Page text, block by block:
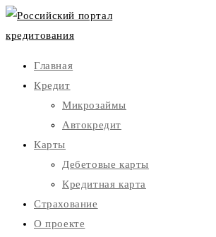
Главная
Кредит
Микрозаймы
Автокредит
Карты
Дебетовые карты
Кредитная карта
Страхование
О проекте